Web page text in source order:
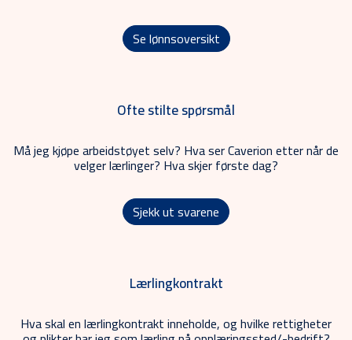
Se lønnsoversikt
Ofte stilte spørsmål
Må jeg kjøpe arbeidstøyet selv? Hva ser Caverion etter når de
velger lærlinger? Hva skjer første dag?
Sjekk ut svarene
Lærlingkontrakt
Hva skal en lærlingkontrakt inneholde, og hvilke rettigheter